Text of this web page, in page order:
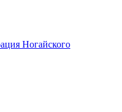
Ногайского